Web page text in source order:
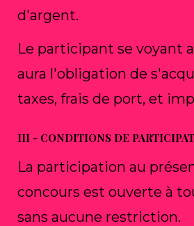
d'argent.
Le participant se voyant
aura l'obligation de
taxes, frais de port, et
III - CONDITIONS DE
La participation au
concours est ouverte à
sans aucune restriction.